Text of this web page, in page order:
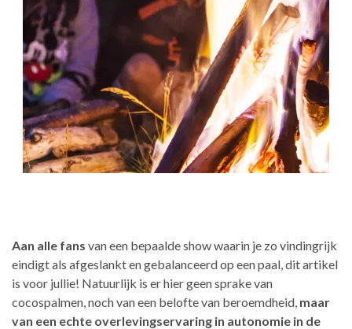
Aan alle fans van een bepaalde show waarin je zo vindingrijk
eindigt als afgeslankt en gebalanceerd op een paal, dit artikel
is voor jullie! Natuurlijk is er hier geen sprake van
cocospalmen, noch van een belofte van beroemdheid, maar
van een echte overlevingservaring in autonomie in de